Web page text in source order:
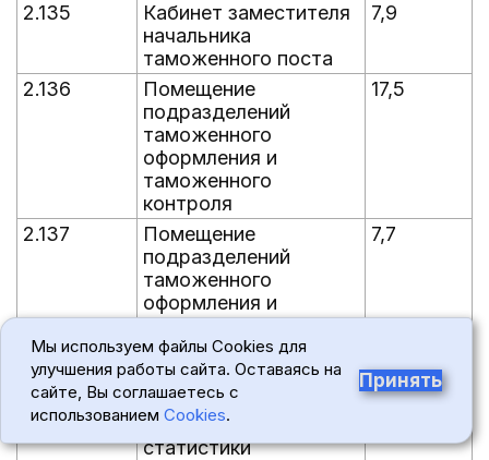
2.135
Кабинет заместителя
начальника
таможенного поста
7,9
2.136
Помещение
подразделений
таможенного
оформления и
таможенного
контроля
17,5
2.137
Помещение
подразделений
таможенного
оформления и
таможенного
контроля
7,7
2.138
Помещение
подразделения
таможенной
статистики
12,9
Мы используем файлы Cookies для
улучшения работы сайта. Оставаясь на
сайте, Вы соглашаетесь с
использованием Cookies.
Принять